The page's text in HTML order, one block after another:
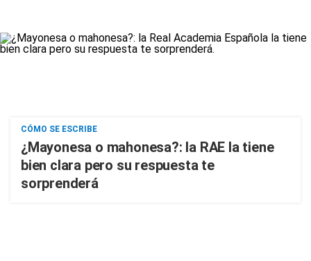
CÓMO SE ESCRIBE
¿Mayonesa o mahonesa?: la RAE la tiene
bien clara pero su respuesta te
sorprenderá